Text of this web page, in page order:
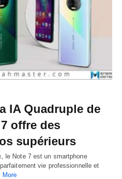
IA Quadruple de
offre des
supérieurs
le Note 7 est un smartphone
vie professionnelle et
More